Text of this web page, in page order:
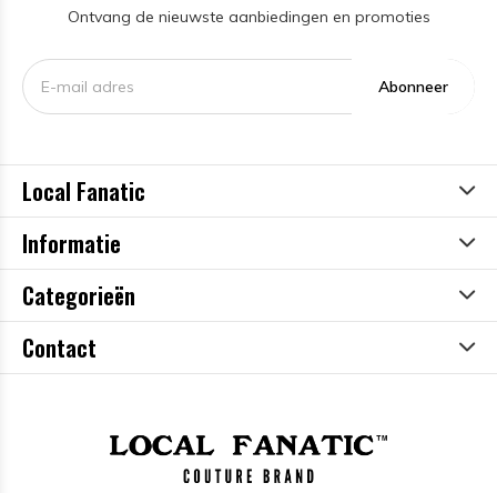
Ontvang de nieuwste aanbiedingen en promoties
Abonneer
Local Fanatic
Informatie
Categorieën
Contact